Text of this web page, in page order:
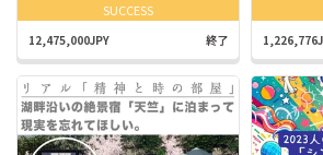
SUCCESS
12,475,000JPY 終了